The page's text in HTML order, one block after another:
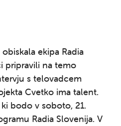
ekipa Radia
pripravili na temo
s telovadcem
Cvetko ima talent.
bodo v soboto, 21.
Radia Slovenija. V